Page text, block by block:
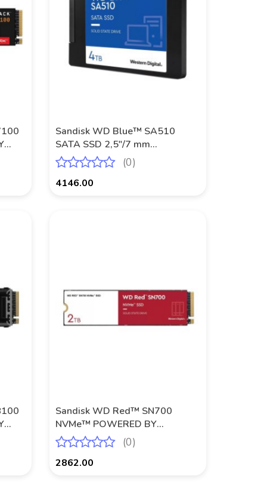
Sandisk WD Blue™ SA510
SATA SSD 2,5"/7 mm
POWERED BY SANDISK 4 TB
(0)
4146.00
Sandisk WD Red™ SN700
NVMe™ POWERED BY
SANDISK 2 TB (0)
2862.00